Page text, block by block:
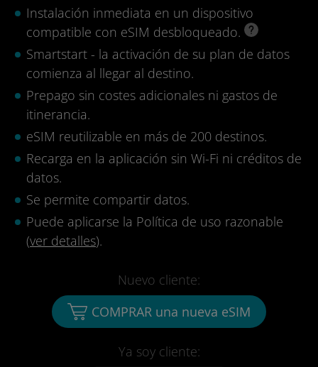
Instalación inmediata en un dispositivo
compatible con eSIM desbloqueado.
Smartstart - la activación de su plan de datos
comienza al llegar al destino.
Prepago sin costes adicionales ni gastos de
itinerancia.
eSIM reutilizable en más de 200 destinos.
Recarga en la aplicación sin Wi-Fi ni créditos de
datos.
Se permite compartir datos.
Puede aplicarse la Política de uso razonable
(ver detalles).
Ya soy cliente:
Nuevo cliente:
COMPRAR una nueva eSIM